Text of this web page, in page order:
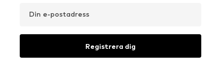
Din e-postadress
Registrera dig